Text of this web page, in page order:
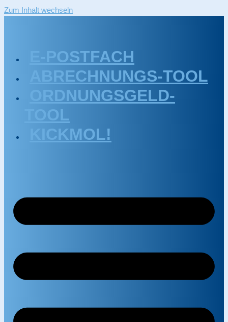
Zum Inhalt wechseln
E-POSTFACH
ABRECHNUNGS-TOOL
ORDNUNGSGELD-
TOOL
KICKMOL!